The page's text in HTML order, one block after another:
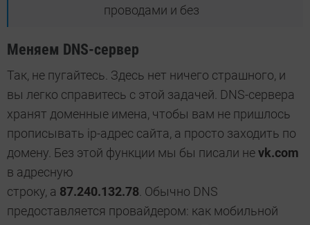
проводами и без
Меняем DNS-сервер
Так, не пугайтесь. Здесь нет ничего страшного, и
вы легко справитесь с этой задачей. DNS-сервера
хранят доменные имена, чтобы вам не пришлось
прописывать ip-адрес сайта, а просто заходить по
домену. Без этой функции мы бы писали неvk.com
в адресную
строку, а 87.240.132.78 . Обычно DNS
предоставляется провайдером: как мобильной